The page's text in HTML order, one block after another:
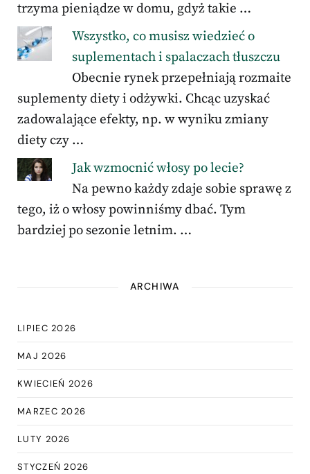
trzyma pieniądze w domu, gdyż takie …
Wszystko, co musisz wiedzieć o
suplementach i spalaczach tłuszczu
Obecnie rynek przepełniają rozmaite
suplementy diety i odżywki. Chcąc uzyskać
zadowalające efekty, np. w wyniku zmiany
diety czy …
Jak wzmocnić włosy po lecie?
Na pewno każdy zdaje sobie sprawę z
tego, iż o włosy powinniśmy dbać. Tym
bardziej po sezonie letnim. …
ARCHIWA
LIPIEC 2026
MAJ 2026
KWIECIEŃ 2026
MARZEC 2026
LUTY 2026
STYCZEŃ 2026